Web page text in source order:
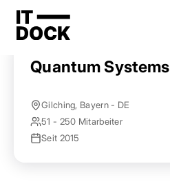
Startseite Anbieter finden
Quantum Systems
Gilching, Bayern - DE
51 - 250 Mitarbeiter
Seit 2015